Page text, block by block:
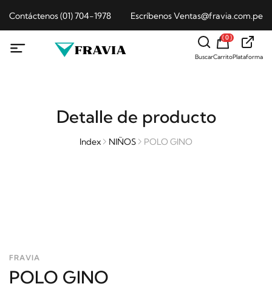
Contáctenos (01) 704-1978 Escríbenos Ventas@fravia.com.pe
Buscar
( 0 )
CarritoPlataforma
Detalle de producto
Index NIÑOS POLO GINO
FRAVIA
POLO GINO